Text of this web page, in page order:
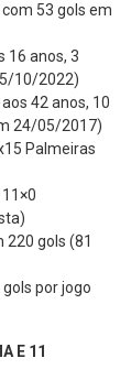
com 53 gols em
16 anos, 3
10/2022)
42 anos, 10
24/05/2017)
Palmeiras
220 gols (81
por jogo
E 11